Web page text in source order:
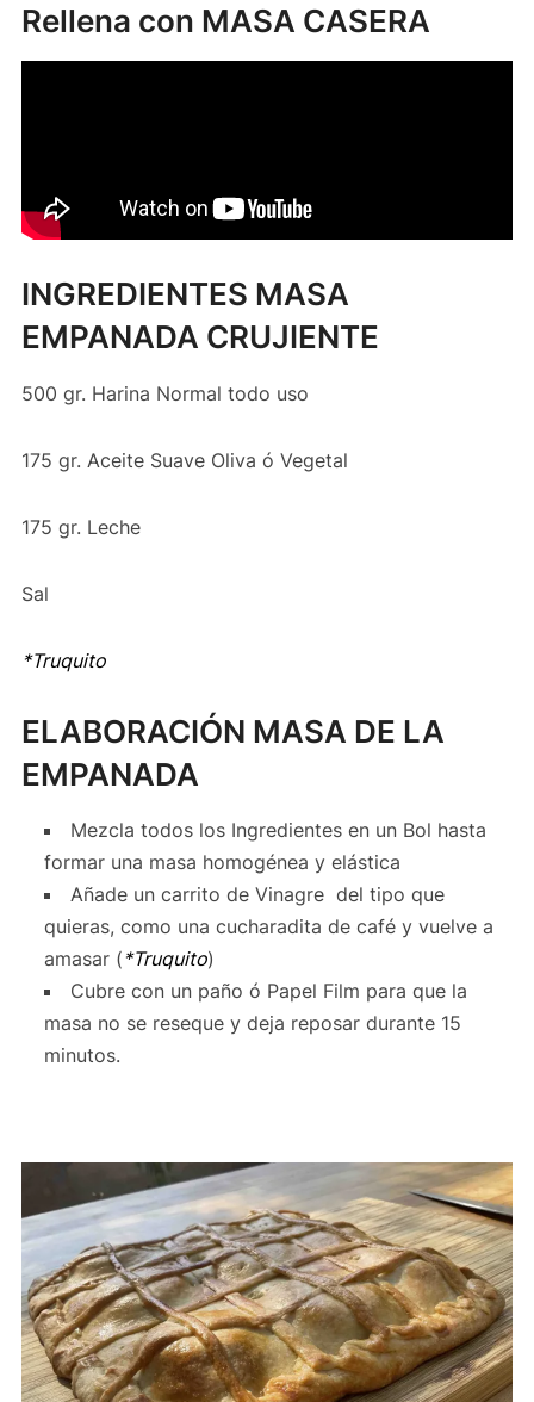
Rellena con MASA CASERA
INGREDIENTES MASA
EMPANADA CRUJIENTE
500 gr. Harina Normal todo uso
175 gr. Aceite Suave Oliva ó Vegetal
175 gr. Leche
Sal
*Truquito
ELABORACIÓN MASA DE LA
EMPANADA
Mezcla todos los Ingredientes en un Bol hasta
formar una masa homogénea y elástica
Añade un carrito de Vinagre del tipo que
quieras, como una cucharadita de café y vuelve a
amasar ( *Truquito)
Cubre con un paño ó Papel Film para que la
masa no se reseque y deja reposar durante 15
minutos.